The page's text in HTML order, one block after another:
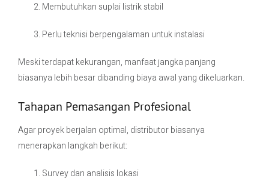
Membutuhkan suplai listrik stabil
Perlu teknisi berpengalaman untuk instalasi
Meski terdapat kekurangan, manfaat jangka panjang
biasanya lebih besar dibanding biaya awal yang dikeluarkan.
Tahapan Pemasangan Profesional
Agar proyek berjalan optimal, distributor biasanya
menerapkan langkah berikut:
Survey dan analisis lokasi